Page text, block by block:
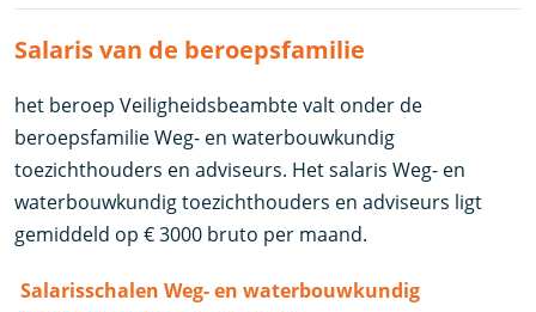
Salaris van de beroepsfamilie
het beroep Veiligheidsbeambte valt onder de
beroepsfamilie Weg- en waterbouwkundig
toezichthouders en adviseurs. Het salaris Weg- en
waterbouwkundig toezichthouders en adviseurs ligt
gemiddeld op € 3000 bruto per maand.
Salarisschalen Weg- en waterbouwkundig